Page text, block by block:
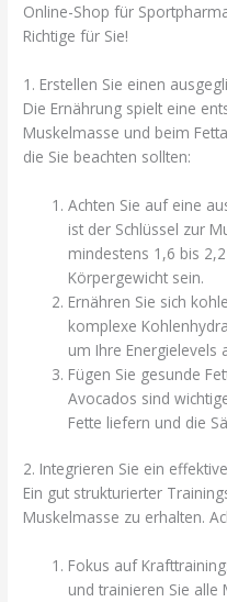
Online-Shop für
Richtige für Sie!
1. Erstellen Sie einen
Die Ernährung spielt eine
Muskelmasse und beim
die Sie beachten sollten:
Achten Sie auf eine
ist der Schlüssel zur
mindestens 1,6 bis
Körpergewicht sein.
Ernähren Sie sich
komplexe
um Ihre Energielevels
Fügen Sie gesunde
Avocados sind
Fette liefern und die
2. Integrieren Sie ein
Ein gut strukturierter
Muskelmasse zu erhalten.
Fokus auf
und trainieren Sie alle